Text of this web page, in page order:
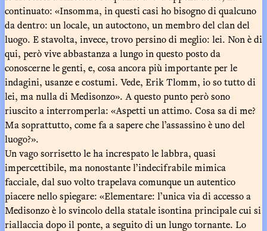
continuato: «Insomma, in questi casi ho bisogno di qualcuno
da dentro: un locale, un autoctono, un membro del clan del
luogo. E stavolta, invece, trovo persino di meglio: lei. Non è di
qui, però vive abbastanza a lungo in questo posto da
conoscerne le genti, e, cosa ancora più importante per le
indagini, usanze e costumi. Vede, Erik Tlomm, io so tutto di
lei, ma nulla di Medisonzo». A questo punto però sono
riuscito a interromperla: «Aspetti un attimo. Cosa sa di me?
Ma soprattutto, come fa a sapere che l’assassino è uno del
luogo?».
Un vago sorrisetto le ha increspato le labbra, quasi
impercettibile, ma nonostante l’indecifrabile mimica
facciale, dal suo volto trapelava comunque un autentico
piacere nello spiegare: «Elementare: l’unica via di accesso a
Medisonzo è lo svincolo della statale isontina principale cui si
riallaccia dopo il ponte, a seguito di un lungo tornante. Lo